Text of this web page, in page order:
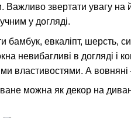
звертати увагу на
у догляді.
евкаліпт, шерсть,
невибагливі в догляді і
властивостями. А вовняні
можна як декор на